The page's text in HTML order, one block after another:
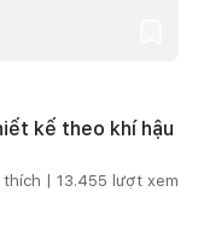
kế theo khí hậu
| 13.455 lượt xem